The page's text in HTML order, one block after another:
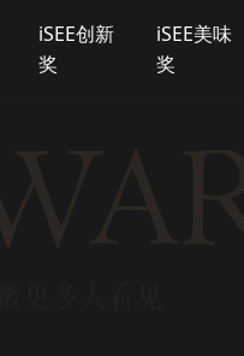
iSEE创新
奖
iSEE美味
奖